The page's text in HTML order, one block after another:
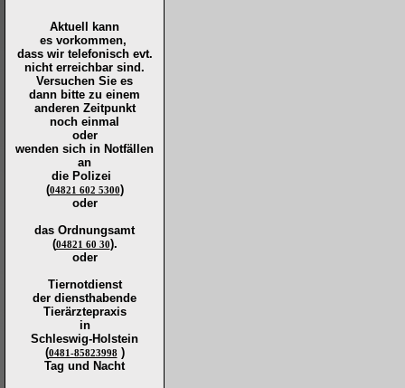
Aktuell kann
es vorkommen,
dass wir telefonisch evt.
nicht erreichbar sind.
Versuchen Sie es
dann bitte zu einem
anderen Zeitpunkt
noch einmal
oder
wenden sich in Notfällen
an
die Polizei
(04821 602 5300)
oder
das Ordnungsamt
(04821 60 30).
oder
Tiernotdienst
der diensthabende
Tierärztepraxis
in
Schleswig-Holstein
(0481-85823998 )
Tag und Nacht